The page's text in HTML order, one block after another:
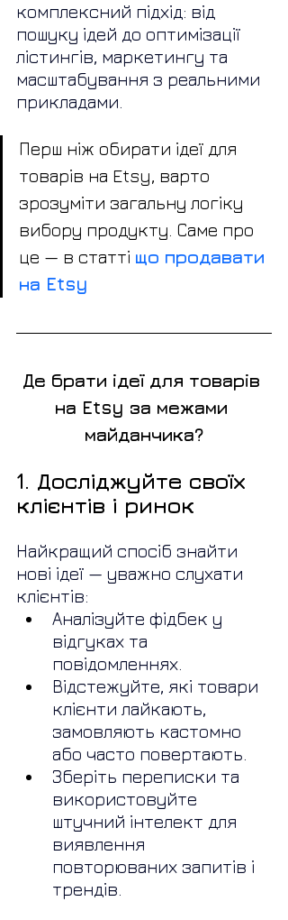
комплексний підхід: від
пошуку ідей до оптимізації
лістингів, маркетингу та
масштабування з реальними
прикладами.
Перш ніж обирати ідеї для
товарів на Etsy, варто
зрозуміти загальну логіку
вибору продукту. Саме про
це — в статті що продавати
на Etsy
Де брати ідеї для товарів
на Etsy за межами
майданчика?
1. Досліджуйте своїх
клієнтів і ринок
Найкращий спосіб знайти
нові ідеї — уважно слухати
клієнтів:
Аналізуйте фідбек у
відгуках та
повідомленнях.
Відстежуйте, які товари
клієнти лайкають,
замовляють кастомно
або часто повертають.
Зберіть переписки та
використовуйте
штучний інтелект для
виявлення
повторюваних запитів і
трендів.